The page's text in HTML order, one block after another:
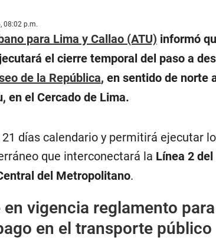
08:02 p.m.
para Lima y Callao (ATU) informó
el cierre temporal del paso a
de la República, en sentido de norte
en el Cercado de Lima.
días calendario y permitirá ejecutar
que interconectará la Línea 2
del Metropolitano.
en vigencia reglamento para
en el transporte público